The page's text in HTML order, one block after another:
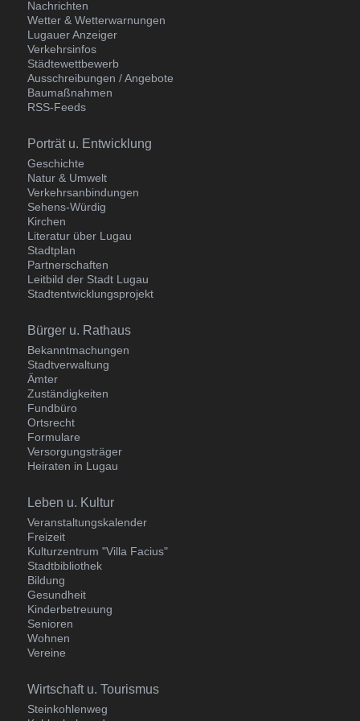
Nachrichten
Wetter & Wetterwarnungen
Lugauer Anzeiger
Verkehrsinfos
Städtewettbewerb
Ausschreibungen / Angebote
Baumaßnahmen
RSS-Feeds
Navigation
überspringen
Porträt u. Entwicklung
Geschichte
Natur & Umwelt
Verkehrsanbindungen
Sehens-Würdig
Kirchen
Literatur über Lugau
Stadtplan
Partnerschaften
Leitbild der Stadt Lugau
Stadtentwicklungsprojekt
Navigation
überspringen
Bürger u. Rathaus
Bekanntmachungen
Stadtverwaltung
Ämter
Zuständigkeiten
Fundbüro
Ortsrecht
Formulare
Versorgungsträger
Heiraten in Lugau
Navigation
überspringen
Leben u. Kultur
Veranstaltungskalender
Freizeit
Kulturzentrum "Villa Facius"
Stadtbibliothek
Bildung
Gesundheit
Kinderbetreuung
Senioren
Wohnen
Vereine
Navigation
überspringen
Wirtschaft u. Tourismus
Steinkohlenweg